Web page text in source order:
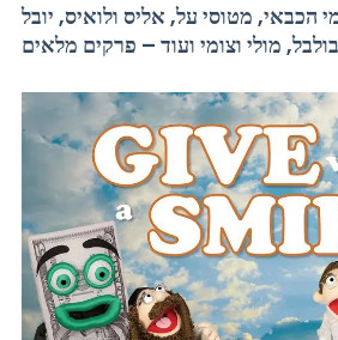
מטוסי על, אליס ולואיס, יובל
מולי וצומי ועוד – פרקים מלאים